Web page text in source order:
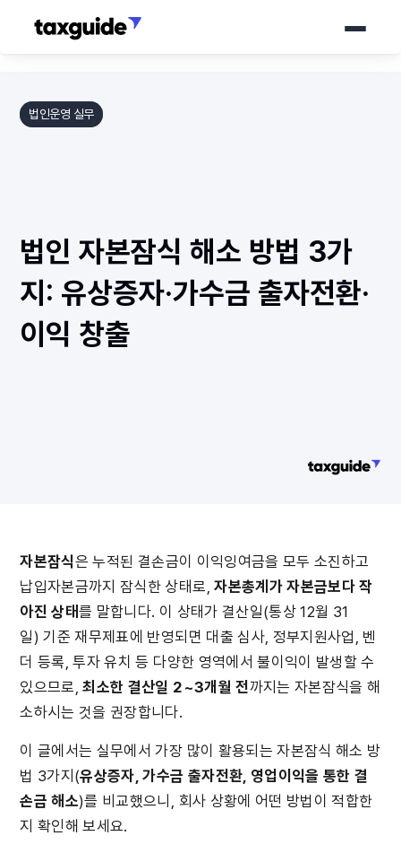
법인운영 실무
법인 자본잠식 해소 방법 3가
지: 유상증자·가수금 출자전환·
이익 창출
자본잠식은 누적된 결손금이 이익잉여금을 모두 소진하고
납입자본금까지 잠식한 상태로, 자본총계가 자본금보다 작
아진 상태를 말합니다. 이 상태가 결산일(통상 12월 31
일) 기준 재무제표에 반영되면 대출 심사, 정부지원사업, 벤
더 등록, 투자 유치 등 다양한 영역에서 불이익이 발생할 수
있으므로, 최소한 결산일 2~3개월 전까지는 자본잠식을 해
소하시는 것을 권장합니다.
이 글에서는 실무에서 가장 많이 활용되는 자본잠식 해소 방
법 3가지(유상증자, 가수금 출자전환, 영업이익을 통한 결
손금 해소)를 비교했으니, 회사 상황에 어떤 방법이 적합한
지 확인해 보세요.
소개서